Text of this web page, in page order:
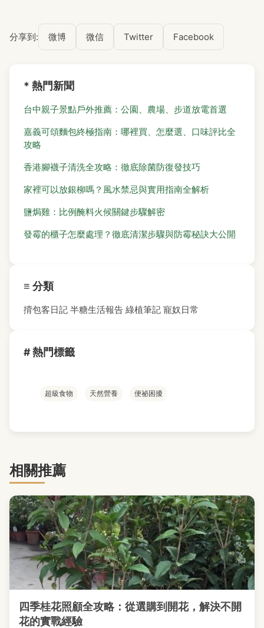
分享到: 微博 微信 Twitter Facebook
* 熱門新聞
台中親子景點戶外推薦：公園、農場、步道放電首選
嘉義可頌麵包終極指南：哪裡買、怎麼選、口味評比全
攻略
香港腳襪子清洗全攻略：徹底除菌防復發技巧
家裡可以放銀柳嗎？風水禁忌與實用指南全解析
鹽焗雞：比例醃料火候關鍵步驟解密
發霉的櫃子怎麼處理？徹底清潔步驟與防霉秘訣大公開
≡ 分類
揹包客日記 半糖生活報告 綠植筆記 寵奴日常
# 熱門標籤
超級食物 天然營養 便祕困擾
相關推薦
四季桂花照顧全攻略：從選購到開花，解決不開
花的實戰經驗